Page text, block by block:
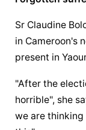
Sr Claudine
in Cameroon's
present in
"After the
horrible", she
we are